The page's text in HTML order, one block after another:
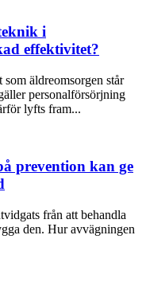
i
effektivitet?
äldreomsorgen står
personalförsörjning
lyfts fram...
prevention kan ge
från att behandla
den. Hur avvägningen